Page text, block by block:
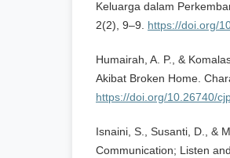
Keluarga dalam
2(2), 9–9. https://doi.org/
Humairah, A. P., &
Akibat Broken Home.
https://doi.org/10.26740/
Isnaini, S., Susanti, D., &
Communication; Listen